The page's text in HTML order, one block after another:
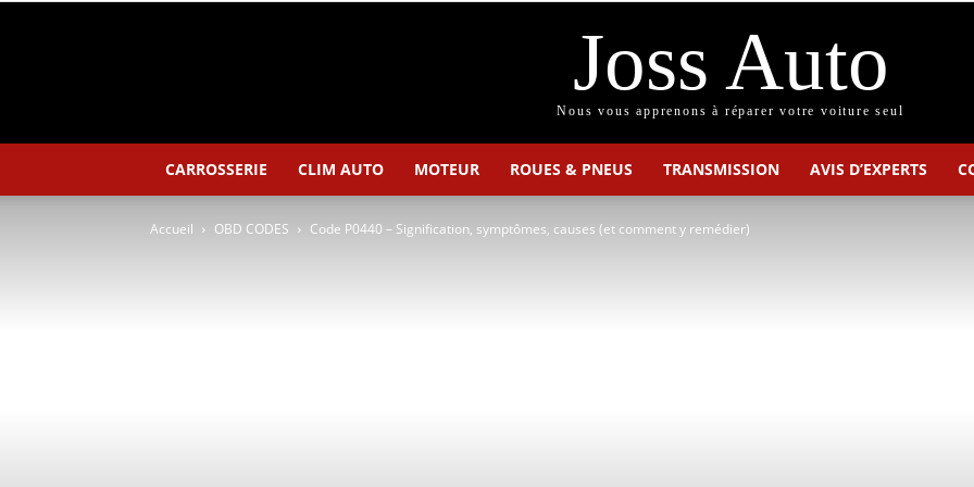
Joss Auto
Nous vous apprenons à réparer votre voiture seul
CARROSSERIE CLIM AUTO MOTEUR ROUES & PNEUS TRANSMISSION AVIS D’EXPERTS
Accueil OBD CODES Code P0440 – Signification, symptômes, causes (et comment y remédier)